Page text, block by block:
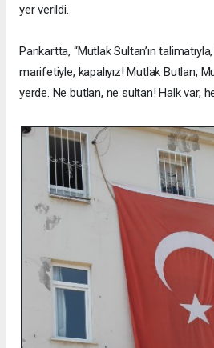
yer verildi.
Pankartta, “Mutlak Sultan’ın
marifetiyle, kapalıyız! Mutlak Butlan,
yerde. Ne butlan, ne sultan! Halk var,